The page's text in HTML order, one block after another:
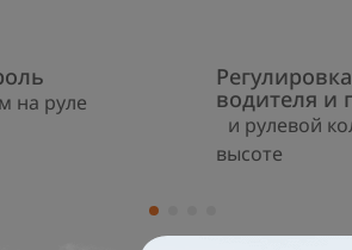
на руле водителя и
и рулевой
высоте